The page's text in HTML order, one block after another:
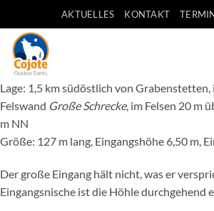
Inhalt
springen
AKTUELLES KONTAKT
Lage: 1,5 km südöstlich von
Felswand Große Schrecke, im Felsen 20 m
m NN
Größe: 127 m lang, Eingangshöhe 6,50 m,
Der große Eingang hält nicht, was er
Eingangsnische ist die Höhle durchgehend